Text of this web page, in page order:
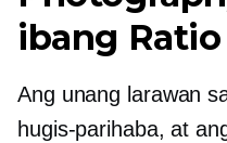
ibang Ratio
Ang unang larawan
hugis-parihaba, at